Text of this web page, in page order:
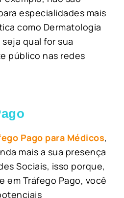
especialidades mais
como Dermatologia
seja qual for sua
público nas redes
Pago para Médicos,
mais a sua presença
Sociais, isso porque,
em Tráfego Pago, você